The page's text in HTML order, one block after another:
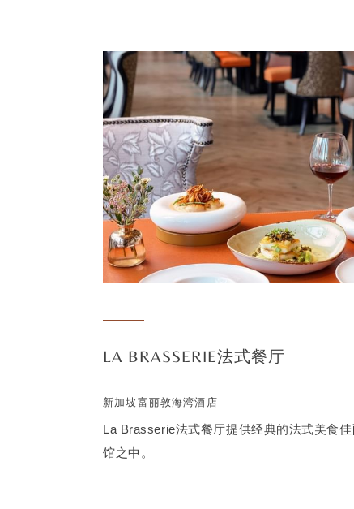
LA BRASSERIE法式餐厅
新加坡富丽敦海湾酒店
La Brasserie法式餐厅提供经典的法式美食
馆之中。